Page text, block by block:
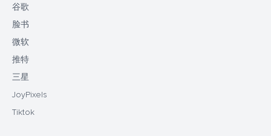
谷歌
脸书
微软
推特
三星
JoyPixels
Tiktok